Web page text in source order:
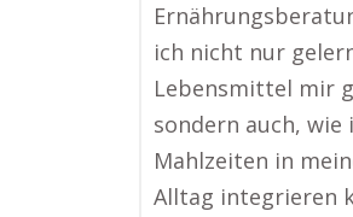
ich nicht nur
Lebensmittel mir
sondern auch, wie
Mahlzeiten in
Alltag integrieren